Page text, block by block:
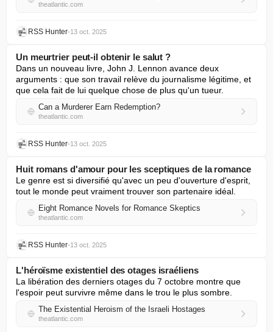
theatlantic.com
RSS Hunter•13 oct. 2025
Un meurtrier peut-il obtenir le salut ?
Dans un nouveau livre, John J. Lennon avance deux
arguments : que son travail relève du journalisme légitime, et
que cela fait de lui quelque chose de plus qu'un tueur.
Can a Murderer Earn Redemption?
theatlantic.com
RSS Hunter•13 oct. 2025
Huit romans d'amour pour les sceptiques de la romance
Le genre est si diversifié qu'avec un peu d'ouverture d'esprit,
tout le monde peut vraiment trouver son partenaire idéal.
Eight Romance Novels for Romance Skeptics
theatlantic.com
RSS Hunter•13 oct. 2025
L'héroïsme existentiel des otages israéliens
La libération des derniers otages du 7 octobre montre que
l'espoir peut survivre même dans le trou le plus sombre.
The Existential Heroism of the Israeli Hostages
theatlantic.com